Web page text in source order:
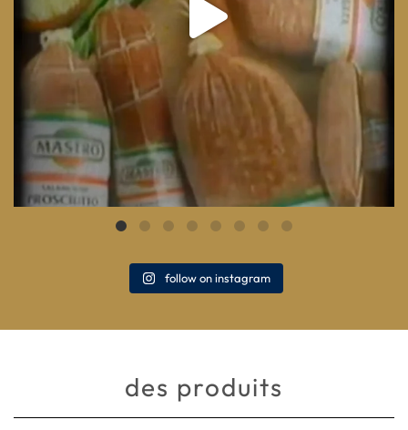
follow on instagram
des produits